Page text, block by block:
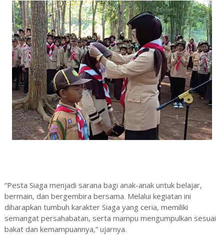
“Pesta Siaga menjadi sarana bagi anak-anak untuk belajar,
bermain, dan bergembira bersama. Melalui kegiatan ini
diharapkan tumbuh karakter Siaga yang ceria, memiliki
semangat persahabatan, serta mampu mengumpulkan sesuai
bakat dan kemampuannya,” ujarnya.